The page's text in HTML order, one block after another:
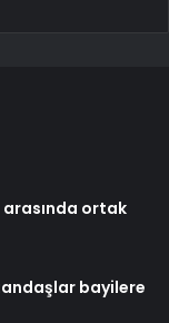
ortak
bayilere